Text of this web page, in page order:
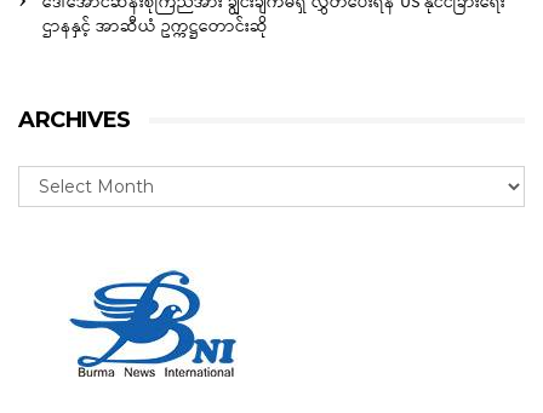
ဌာနနှင့် အာဆီယံ ဥက္ကဋ္ဌတောင်းဆို
ARCHIVES